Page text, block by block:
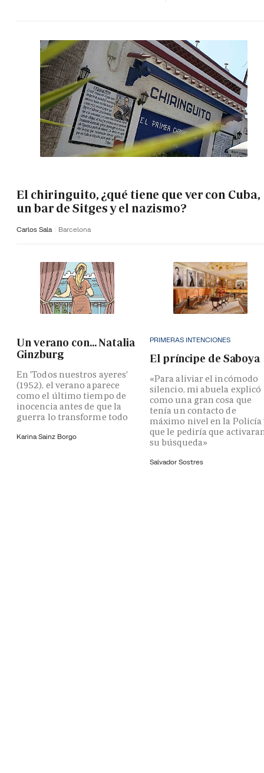
El chiringuito, ¿qué tiene que ver con Cuba,
un bar de Sitges y el nazismo?
Carlos Sala Barcelona
Un verano con... Natalia
Ginzburg
En 'Todos nuestros ayeres'
(1952), el verano aparece
como el último tiempo de
inocencia antes de que la
guerra lo transforme todo
Karina Sainz Borgo
PRIMERAS INTENCIONES
El príncipe de Saboya
«Para aliviar el incómodo
silencio, mi abuela explicó
como una gran cosa que
tenía un contacto de
máximo nivel en la Policía
que le pediría que
su búsqueda»
Salvador Sostres